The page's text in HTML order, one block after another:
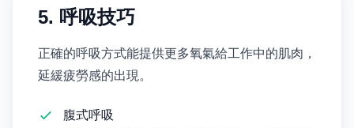
5. 呼吸技巧
正確的呼吸方式能提供更多氧氣給工作中的肌肉，
延緩疲勞感的出現。
腹式呼吸